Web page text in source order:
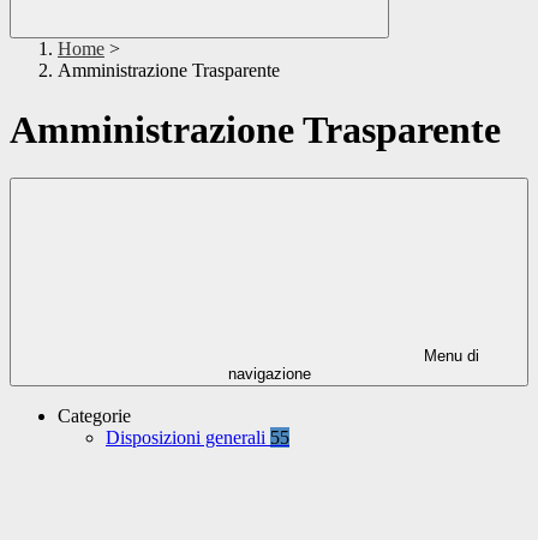
Home >
Amministrazione Trasparente
Amministrazione Trasparente
Menu di
navigazione
Categorie
Disposizioni generali 55